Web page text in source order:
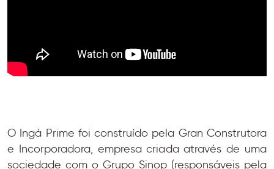
O Ingá Prime foi construído pela Gran Construtora
e Incorporadora, empresa criada através de uma
sociedade com o Grupo Sinop (responsáveis pela